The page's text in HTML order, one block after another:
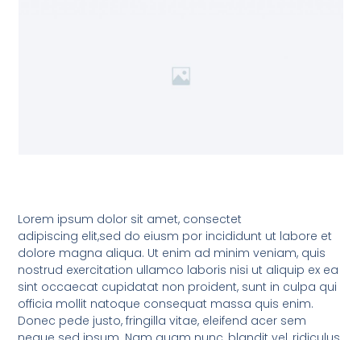
Lorem ipsum dolor sit amet, consectet
adipiscing elit,sed do eiusm por incididunt ut labore et
dolore magna aliqua. Ut enim ad minim veniam, quis
nostrud exercitation ullamco laboris nisi ut aliquip ex ea
sint occaecat cupidatat non proident, sunt in culpa qui
officia mollit natoque consequat massa quis enim.
Donec pede justo, fringilla vitae, eleifend acer sem